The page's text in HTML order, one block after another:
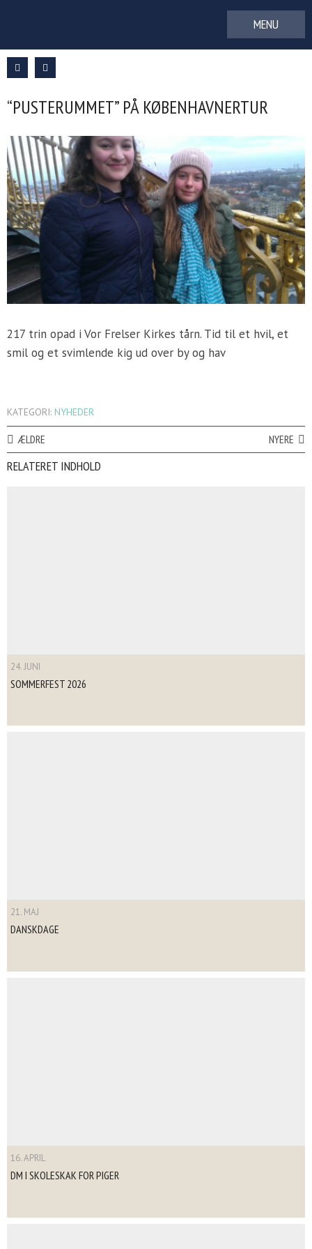
“PUSTERUMMET” PÅ KØBENHAVNERTUR
217 trin opad i Vor Frelser Kirkes tårn. Tid til et hvil, et
smil og et svimlende kig ud over by og hav
KATEGORI: NYHEDER
ÆLDRE NYERE
RELATERET INDHOLD
24. JUNI
SOMMERFEST 2026
21. MAJ
DANSKDAGE
16. APRIL
DM I SKOLESKAK FOR PIGER